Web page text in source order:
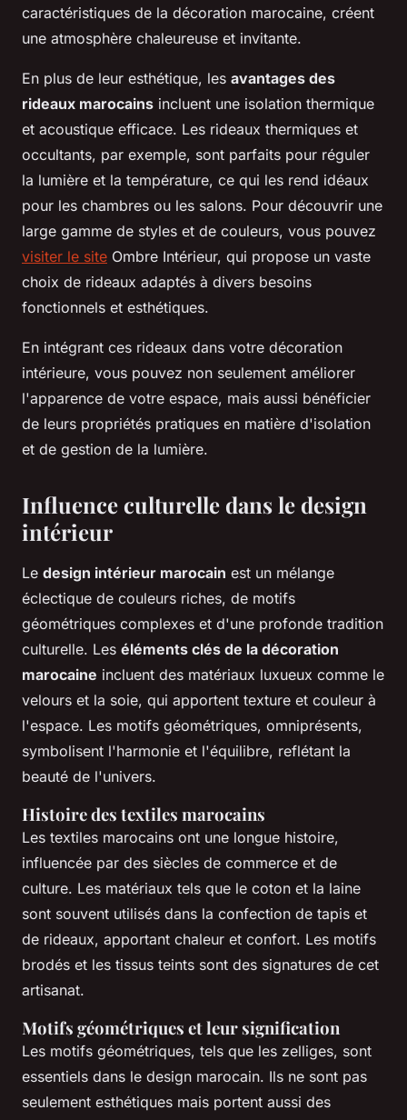
caractéristiques de la décoration marocaine, créent
une atmosphère chaleureuse et invitante.
En plus de leur esthétique, les avantages des
rideaux marocains incluent une isolation thermique
et acoustique efficace. Les rideaux thermiques et
occultants, par exemple, sont parfaits pour réguler
la lumière et la température, ce qui les rend idéaux
pour les chambres ou les salons. Pour découvrir une
large gamme de styles et de couleurs, vous pouvez
visiter le site Ombre Intérieur, qui propose un vaste
choix de rideaux adaptés à divers besoins
fonctionnels et esthétiques.
En intégrant ces rideaux dans votre décoration
intérieure, vous pouvez non seulement améliorer
l'apparence de votre espace, mais aussi bénéficier
de leurs propriétés pratiques en matière d'isolation
et de gestion de la lumière.
Influence culturelle dans le design
intérieur
Le design intérieur marocain est un mélange
éclectique de couleurs riches, de motifs
géométriques complexes et d'une profonde tradition
culturelle. Les éléments clés de la décoration
marocaine incluent des matériaux luxueux comme le
velours et la soie, qui apportent texture et couleur à
l'espace. Les motifs géométriques, omniprésents,
symbolisent l'harmonie et l'équilibre, reflétant la
beauté de l'univers.
Histoire des textiles marocains
Les textiles marocains ont une longue histoire,
influencée par des siècles de commerce et de
culture. Les matériaux tels que le coton et la laine
sont souvent utilisés dans la confection de tapis et
de rideaux, apportant chaleur et confort. Les motifs
brodés et les tissus teints sont des signatures de cet
artisanat.
Motifs géométriques et leur signification
Les motifs géométriques, tels que les zelliges, sont
essentiels dans le design marocain. Ils ne sont pas
seulement esthétiques mais portent aussi des